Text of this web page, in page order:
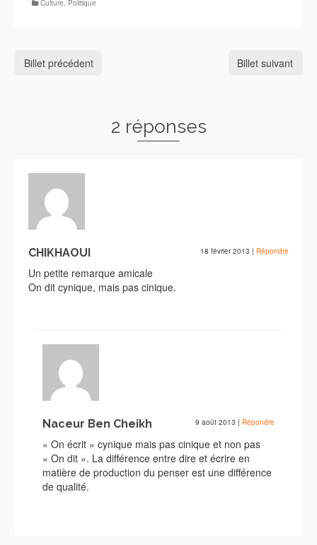
Culture Politique
Billet précédent Billet suivant
2 réponses
CHIKHAOUI 18 février 2013 | Répondre
Un petite remarque amicale
On dit cynique, mais pas cinique.
Naceur Ben Cheikh 9 août 2013 | Répondre
« On écrit » cynique mais pas cinique et non pas
« On dit ». La différence entre dire et écrire en
matière de production du penser est une différence
de qualité.